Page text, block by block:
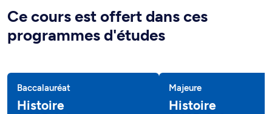
Ce cours est offert dans ces
programmes d'études
Baccalauréat
Histoire
Majeure
Histoire